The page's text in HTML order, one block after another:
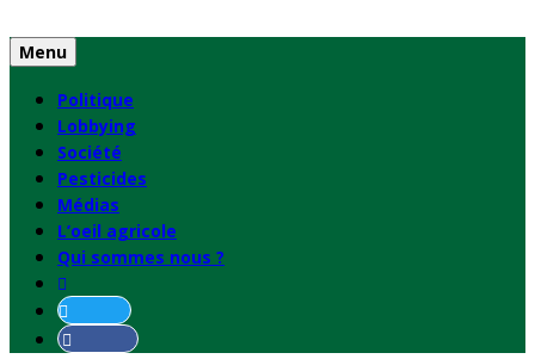
to
content
Menu
Politique
Lobbying
Société
Pesticides
Médias
L’oeil agricole
Qui sommes nous ?